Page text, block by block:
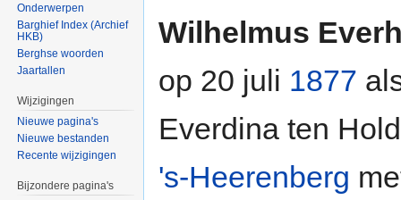
Wilhelmus
op 20 juli 1877
Everdina ten
's-Heerenberg
Onderwerpen
Barghief Index (Archief
HKB)
Berghse woorden
Jaartallen
Wijzigingen
Nieuwe pagina's
Nieuwe bestanden
Recente wijzigingen
Bijzondere pagina's